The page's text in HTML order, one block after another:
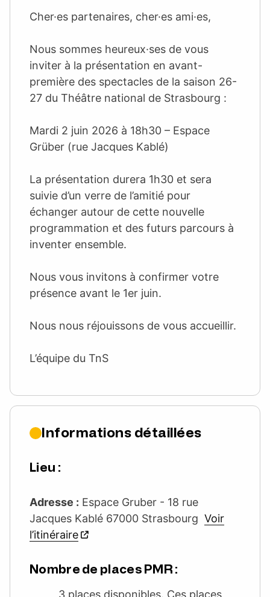
Cher·es partenaires, cher·es ami·es,
Nous sommes heureux·ses de vous
inviter à la présentation en avant-
première des spectacles de la saison 26-
27 du Théâtre national de Strasbourg :
Mardi 2 juin 2026 à 18h30 – Espace
Grüber (rue Jacques Kablé)
La présentation durera 1h30 et sera
suivie d’un verre de l’amitié pour
échanger autour de cette nouvelle
programmation et des futurs parcours à
inventer ensemble.
Nous vous invitons à confirmer votre
présence avant le 1er juin.
Nous nous réjouissons de vous accueillir.
L’équipe du TnS
Informations détaillées
Lieu :
Adresse : Espace Gruber - 18 rue
Jacques Kablé 67000 Strasbourg Voir
l’itinéraire
Nombre de places PMR :
3 places disponibles. Ces places